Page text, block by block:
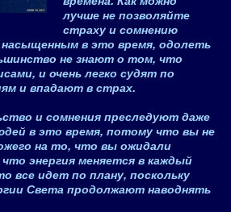
лучше не позволяйте
страху и сомнению
в это время, одолеть
не знают о том, что
и очень легко судят по
и впадают в страх.
и сомнения преследуют даже
в это время, потому что вы не
на то, что вы ожидали
энергия меняется в каждый
все идет по плану, поскольку
Света продолжают наводнять